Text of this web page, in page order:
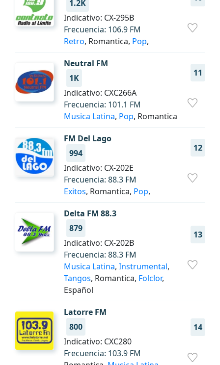
1.2K
Indicativo: CX-295B
Frecuencia: 106.9 FM
Retro, Romantica, Pop,
Neutral FM
11
1K
Indicativo: CXC266A
Frecuencia: 101.1 FM
Musica Latina, Pop, Romantica
FM Del Lago
12
994
Indicativo: CX-202E
Frecuencia: 88.3 FM
Exitos, Romantica, Pop,
Delta FM 88.3
13
879
Indicativo: CX-202B
Frecuencia: 88.3 FM
Musica Latina, Instrumental,
Tangos, Romantica, Folclor,
Español
Latorre FM
14
800
Indicativo: CXC280
Frecuencia: 103.9 FM